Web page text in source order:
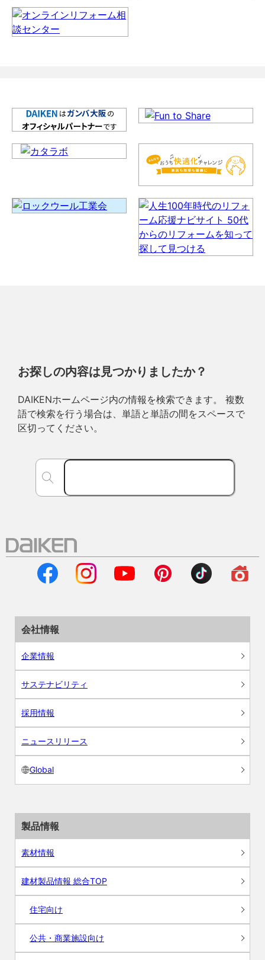
お探しの内容は見つかりましたか？
DAIKENホームページ内の情報を検索できます。 複数
語で検索を行う場合は、単語と単語の間をスペースで
区切ってください。
会社情報
企業情報
サステナビリティ
採用情報
ニュースリリース
Global
製品情報
素材情報
建材製品情報 総合TOP
住宅向け
公共・商業施設向け